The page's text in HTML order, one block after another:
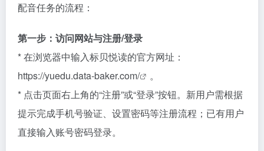
配音任务的流程：
第一步：访问网站与注册/登录
* 在浏览器中输入标贝悦读的官方网址：
https://yuedu.data-baker.com/
。
* 点击页面右上角的“注册”或“登录”按钮。新用户需根据
提示完成手机号验证、设置密码等注册流程；已有用户
直接输入账号密码登录。